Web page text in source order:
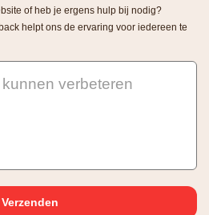
of heb je ergens hulp bij nodig?
helpt ons de ervaring voor iedereen te
verbeteren